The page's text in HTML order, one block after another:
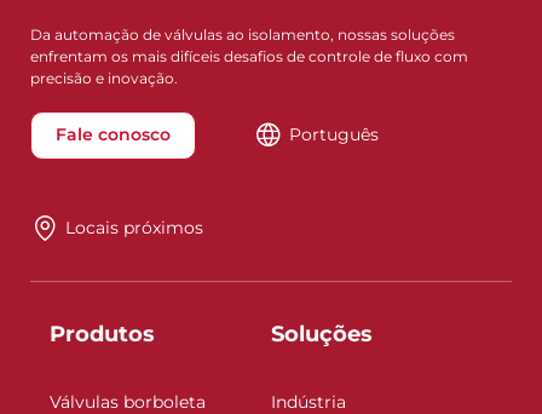
Da automação de válvulas ao isolamento, nossas soluções
enfrentam os mais difíceis desafios de controle de fluxo com
precisão e inovação.
Fale conosco Português
Locais próximos
Produtos
Válvulas borboleta
Soluções
Indústria